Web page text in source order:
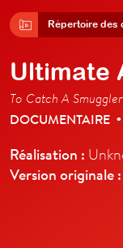
Répertoire des
Ultimate
To Catch A Smuggler
DOCUMENTAIRE •
Réalisation :
Version originale :